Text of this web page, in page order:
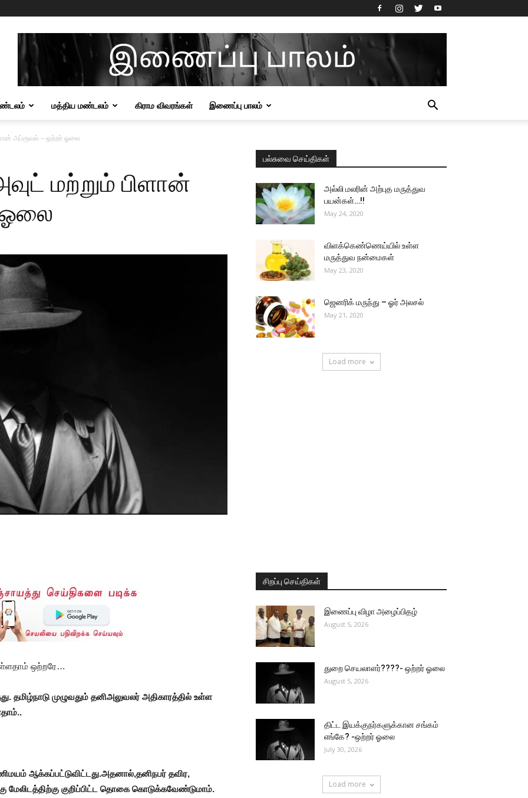
மத்திய மண்டலம் கிராம விவரங்கள் இணைப்பு பாலம்
அப்ரூவல் – ஒற்றர் ஓலை
மற்றும் பிளான்
ஓலை
ஒற்றரே…
முழுவதும் தனிஅலுவலர் அதிகாரத்தில் உள்ள
ஆக்கப்பட்டுவிட்டது.அதனால்,தனிநபர் தவிர,
மேலிடத்திற்கு குறிப்பிட்ட தொகை கொடுக்கவேண்டுமாம்.
பல்சுவை செய்திகள்
அல்லி மலரின் அற்புத மருத்துவ
பயன்கள்…!!
May 24, 2020
விளக்கெண்ணெய்யில் உள்ள
மருத்துவ நன்மைகள்
May 23, 2020
ஜெனரிக் மருந்து – ஓர் அலசல்
May 21, 2020
Load more
சிறப்பு செய்திகள்
இணைப்பு விழா அழைப்பிதழ்
August 5, 2026
துறை செயலாளர்????- ஒற்றர் ஓலை
August 5, 2026
திட்ட இயக்குநர்களுக்கான சங்கம்
எங்கே? -ஒற்றர் ஓலை
July 30, 2026
Load more